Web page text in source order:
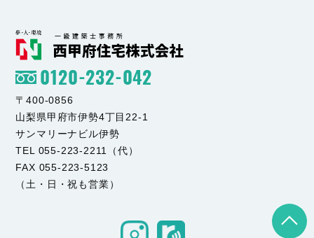
0120-232-042
〒400-0856
山梨県甲府市伊勢4丁目22-1
サンマリーナビル伊勢
TEL 055-223-2211（代）
FAX 055-223-5123
（土・日・祝も営業）